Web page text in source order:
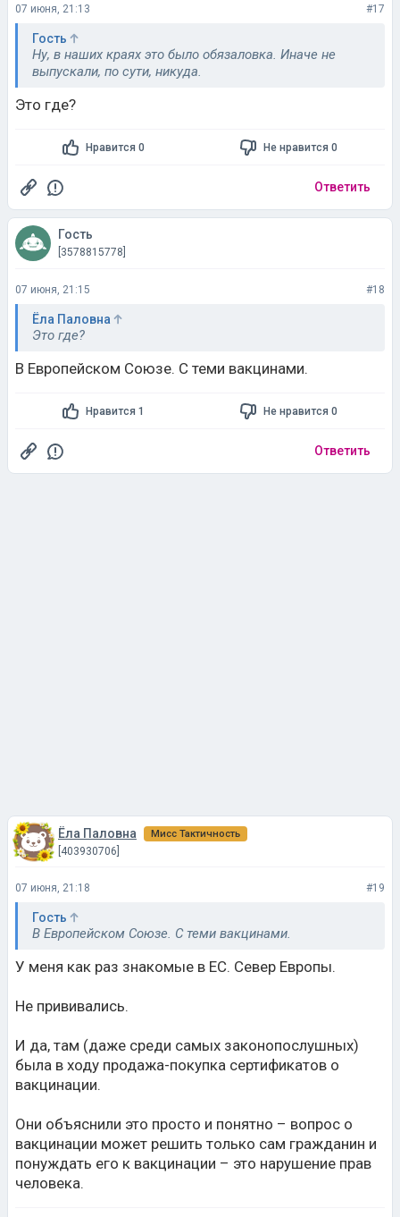
07 июня, 21:13 #17
Гость
Ну, в наших краях это было обязаловка. Иначе не
выпускали, по сути, никуда.
Это где?
Нравится 0 Не нравится 0
Ответить
Гость
[3578815778]
07 июня, 21:15 #18
Ёла Паловна
Это где?
В Европейском Союзе. С теми вакцинами.
Нравится 1 Не нравится 0
Ответить
Ёла Паловна Мисс Тактичность
[403930706]
07 июня, 21:18 #19
Гость
В Европейском Союзе. С теми вакцинами.
У меня как раз знакомые в ЕС. Север Европы.
Не прививались.
И да, там (даже среди самых законопослушных)
была в ходу продажа-покупка сертификатов о
вакцинации.
Они объяснили это просто и понятно – вопрос о
вакцинации может решить только сам гражданин и
понуждать его к вакцинации – это нарушение прав
человека.